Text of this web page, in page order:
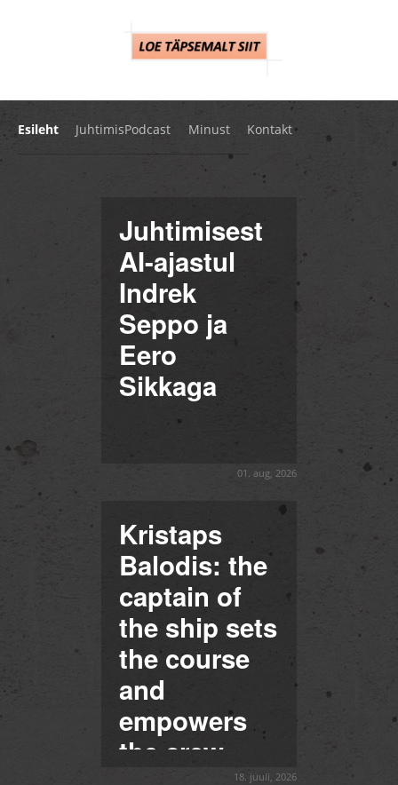
Esileht JuhtimisPodcast Minust Kontakt
Juhtimisest
AI-ajastul
Indrek
Seppo ja
Eero
Sikkaga
01. aug, 2026
Kristaps
Balodis: the
captain of
the ship sets
the course
and
empowers
the crew
18. juuli, 2026